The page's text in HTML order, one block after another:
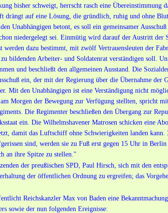
bisher schweigt, herrscht rasch eine Übereinstimmung
auf eine Lösung, die gründlich, ruhig und ohne
Unabhängigen betont, es soll ein gemeinsamer
niedergelegt sei. Einmütig wird darauf der Austritt der
werden dazu bestimmt, mit zwölf Vertrauensleuten der
bildenden Arbeiter- und Soldatenrat verständigen soll.
und beschließt den allgemeinen Ausstand. Die
ein, der mit der Regierung über die Übernahme der
Mit den Unabhängigen ist eine Verständigung nicht
Morgen der Bewegung zur Verfügung stellten, spricht
Die Regimenter beschließen den Übergang zur
ein. Die Wilhelmshavener Matrosen schicken eine
damit das Luftschiff ohne Schwierigkeiten landen
sind, werden sie zu Fuß erst gegen 15 Uhr in
an ihre Spitze zu stellen."
der preußischen SPD, Paul Hirsch, sich mit den
der öffentlichen Ordnung zu ergreifen; das
Reichskanzler Max von Baden eine
sowie der nun folgenden Ereignisse: